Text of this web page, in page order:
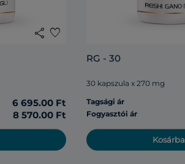
share favorite
6 695.00 Ft
8 570.00 Ft
RG - 30
30 kapszula x 270 mg
Tagsági ár
Fogyasztói ár
Kosárba